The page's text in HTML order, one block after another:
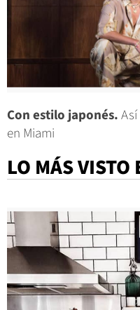
Con estilo japonés.
en Miami
LO MÁS VISTO